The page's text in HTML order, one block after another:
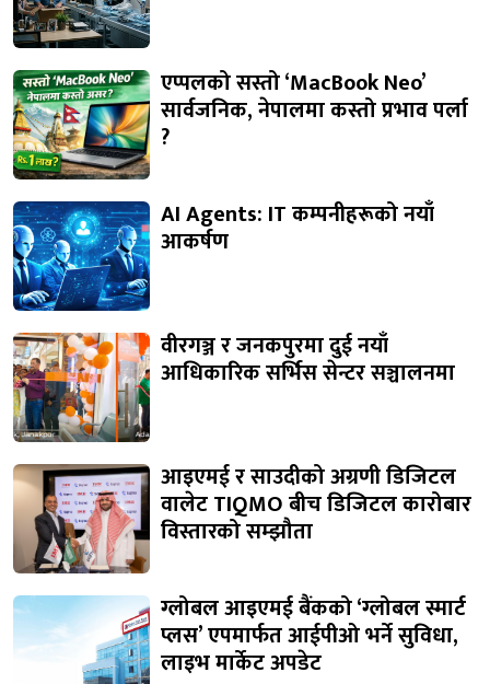
एप्पलको सस्तो ‘MacBook Neo’
सार्वजनिक, नेपालमा कस्तो प्रभाव पर्ला
?
AI Agents: IT कम्पनीहरूको नयाँ
आकर्षण
वीरगञ्ज र जनकपुरमा दुई नयाँ
आधिकारिक सर्भिस सेन्टर सञ्चालनमा
आइएमई र साउदीको अग्रणी डिजिटल
वालेट TIQMO बीच डिजिटल कारोबार
विस्तारको सम्झौता
ग्लोबल आइएमई बैंकको ‘ग्लोबल स्मार्ट
प्लस’ एपमार्फत आईपीओ भर्ने सुविधा,
लाइभ मार्केट अपडेट